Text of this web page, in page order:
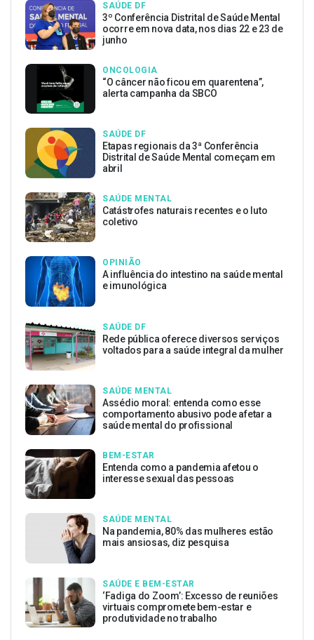
SAÚDE DF
3º Conferência Distrital de Saúde Mental
ocorre em nova data, nos dias 22 e 23 de
junho
ONCOLOGIA
“O câncer não ficou em quarentena”,
alerta campanha da SBCO
SAÚDE DF
Etapas regionais da 3ª Conferência
Distrital de Saúde Mental começam em
abril
SAÚDE MENTAL
Catástrofes naturais recentes e o luto
coletivo
OPINIÃO
A influência do intestino na saúde mental
e imunológica
SAÚDE DF
Rede pública oferece diversos serviços
voltados para a saúde integral da mulher
SAÚDE MENTAL
Assédio moral: entenda como esse
comportamento abusivo pode afetar a
saúde mental do profissional
BEM-ESTAR
Entenda como a pandemia afetou o
interesse sexual das pessoas
SAÚDE MENTAL
Na pandemia, 80% das mulheres estão
mais ansiosas, diz pesquisa
SAÚDE E BEM-ESTAR
‘Fadiga do Zoom’: Excesso de reuniões
virtuais compromete bem-estar e
produtividade no trabalho